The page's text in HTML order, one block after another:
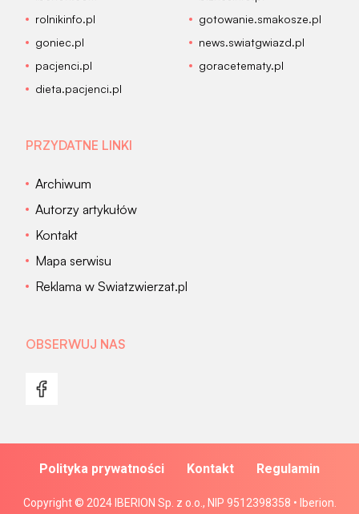
rolnikinfo.pl
gotowanie.smakosze.pl
goniec.pl
news.swiatgwiazd.pl
pacjenci.pl
goracetematy.pl
dieta.pacjenci.pl
PRZYDATNE LINKI
Archiwum
Autorzy artykułów
Kontakt
Mapa serwisu
Reklama w Swiatzwierzat.pl
OBSERWUJ NAS
Copyright © 2024 IBERION Sp. z o.o., NIP 9512398358 • Iberion.
Polityka prywatności Kontakt Regulamin